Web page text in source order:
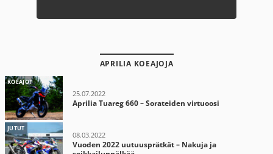
APRILIA KOEAJOJA
KOEAJOT
25.07.2022
Aprilia Tuareg 660 – Sorateiden virtuoosi
JUTUT
08.03.2022
Vuoden 2022 uutuusprätkät – Nakuja ja